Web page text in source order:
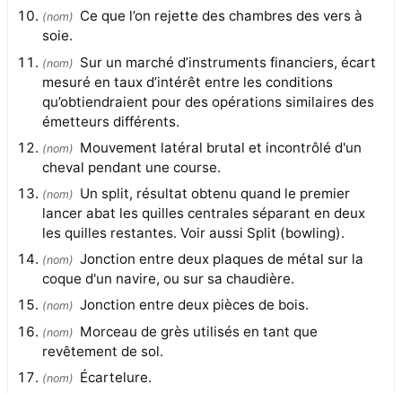
(nom) Ce que l’on rejette des chambres des vers à
soie.
(nom) Sur un marché d’instruments financiers, écart
mesuré en taux d’intérêt entre les conditions
qu’obtiendraient pour des opérations similaires des
émetteurs différents.
(nom) Mouvement latéral brutal et incontrôlé d'un
cheval pendant une course.
(nom) Un split, résultat obtenu quand le premier
lancer abat les quilles centrales séparant en deux
les quilles restantes. Voir aussi Split (bowling).
(nom) Jonction entre deux plaques de métal sur la
coque d'un navire, ou sur sa chaudière.
(nom) Jonction entre deux pièces de bois.
(nom) Morceau de grès utilisés en tant que
revêtement de sol.
(nom) Écartelure.